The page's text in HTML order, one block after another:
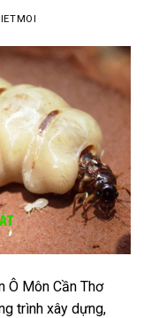
Ô Môn Cần Thơ
trình xây dựng,